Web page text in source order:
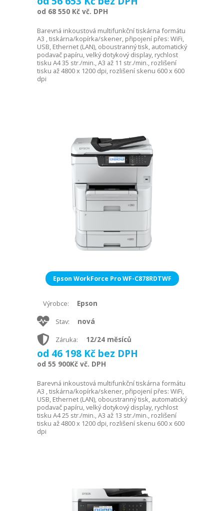
od 68 550 Kč vč. DPH
Barevná inkoustová multifunkční tiskárna formátu
A3 , tiskárna/kopírka/skener, připojení přes: WiFi,
USB, Ethernet (LAN), oboustranný tisk, automatický
podavač papíru, velký dotykový display, rychlost
tisku A4 35 str./min., A3 až 11 str./min., rozlišení
tisku až 4800 x 1200 dpi, rozlišení skenu 600 x 600
dpi
Epson WorkForce Pro WF-C878RDTWF
Výrobce: Epson
Stav: nová
Záruka: 12/24 měsíců
od 46 198 Kč bez DPH
od 55 900Kč vč. DPH
Barevná inkoustová multifunkční tiskárna formátu
A3 , tiskárna/kopírka/skener, připojení přes: WiFi,
USB, Ethernet (LAN), oboustranný tisk, automatický
podavač papíru, velký dotykový display, rychlost
tisku A4 25 str./min., A3 až 13 str./min., rozlišení
tisku až 4800 x 1200 dpi, rozlišení skenu 600 x 600
dpi